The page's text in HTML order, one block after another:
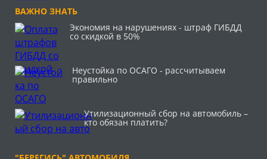
ВАЖНО ЗНАТЬ
Экономия на нарушениях - штраф ГИБДД
со скидкой в 50%
Неустойка по ОСАГО - рассчитываем
правильно
Утилизационный сбор на автомобиль –
кто обязан платить?